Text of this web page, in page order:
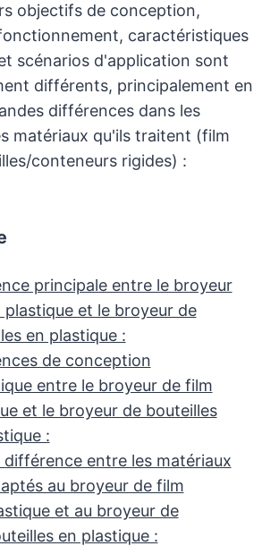
objectifs de conception,
caractéristiques
scénarios d'application sont
différents, principalement en
différences dans les
matériaux qu'ils traitent (film
conteneurs rigides) :
principale entre le broyeur
plastique et le broyeur de
en plastique :
de conception
entre le broyeur de film
et le broyeur de bouteilles
:
différence entre les matériaux
au broyeur de film
et au broyeur de
en plastique :